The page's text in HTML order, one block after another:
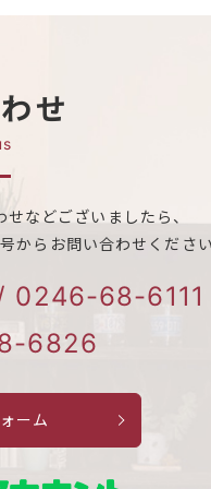
せ
せなどございましたら、
からお問い合わせくださ
0246-68-6111
6826
ーム